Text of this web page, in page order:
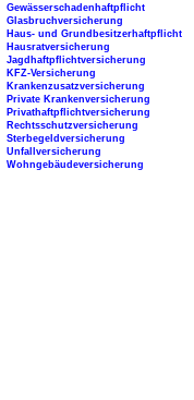
Gewässerschadenhaftpflicht
Glasbruchversicherung
Haus- und Grundbesitzerhaftpflicht
Hausratversicherung
Jagdhaftpflichtversicherung
KFZ-Versicherung
Krankenzusatzversicherung
Private Krankenversicherung
Privathaftpflichtversicherung
Rechtsschutzversicherung
Sterbegeldversicherung
Unfallversicherung
Wohngebäudeversicherung